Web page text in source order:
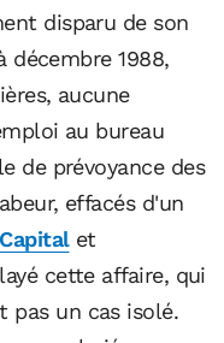
disparu de son
décembre 1988,
aucune
au bureau
de prévoyance des
effacés d'un
Capitalet
cette affaire, qui
pas un cas isolé.